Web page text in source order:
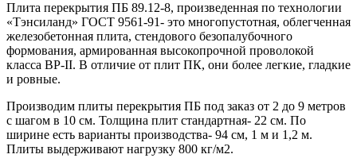
Плита перекрытия ПБ 89.12-8, произведенная по технологии
«Тэнсиланд» ГОСТ 9561-91- это многопустотная, облегченная
железобетонная плита, стендового безопалубочного
формования, армированная высокопрочной проволокой
класса ВР-II. В отличие от плит ПК, они более легкие, гладкие
и ровные.
Производим плиты перекрытия ПБ под заказ от 2 до 9 метров
с шагом в 10 см. Толщина плит стандартная- 22 см. По
ширине есть варианты производства- 94 см, 1 м и 1,2 м.
Плиты выдерживают нагрузку 800 кг/м2.